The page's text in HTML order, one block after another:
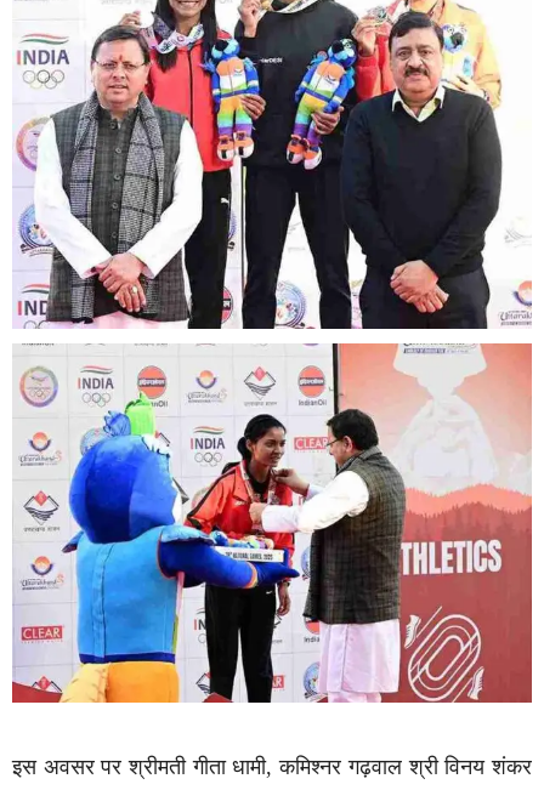
इस अवसर पर श्रीमती गीता धामी, कमिश्नर गढ़वाल श्री विनय शंकर